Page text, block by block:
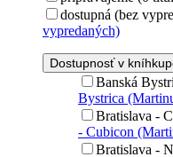
dostupná (bez
vypredaných)
Dostupnosť v
Banská
Bystrica
Bratislava -
- Cubicon
Bratislava -